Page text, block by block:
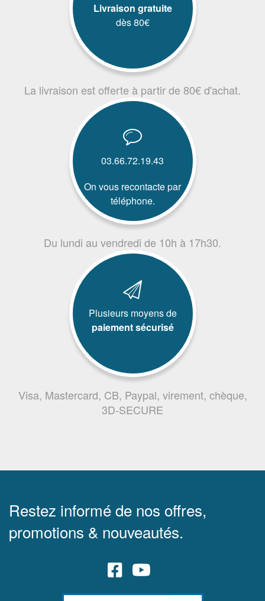
Livraison gratuite
dès 80€
La livraison est offerte à partir de 80€ d'achat.
03.66.72.19.43
On vous recontacte par
téléphone.
Du lundi au vendredi de 10h à 17h30.
Plusieurs moyens de
paiement sécurisé
Visa, Mastercard, CB, Paypal, virement, chèque,
3D-SECURE
Restez informé de nos offres,
promotions & nouveautés.